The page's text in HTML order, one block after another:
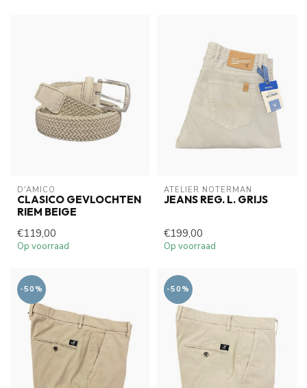
D'AMICO
CLASICO GEVLOCHTEN
RIEM BEIGE
€119,00
Op voorraad
ATELIER NOTERMAN
JEANS REG. L. GRIJS
€199,00
Op voorraad
-50% -50%